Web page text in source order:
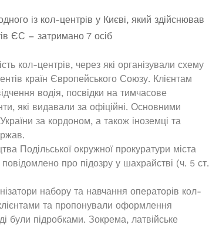
із кол-центрів у Києві, який здійснював
ЄС – затримано 7 осіб
кол-центрів, через які організували схему
країн Європейського Союзу. Клієнтам
водія, посвідки на тимчасове
які видавали за офіційні. Основними
за кордоном, а також іноземці та
Подільської окружної прокуратури міста
про підозру у шахрайстві (ч. 5 ст.
набору та навчання операторів кол-
та пропонували оформлення
були підробками. Зокрема, латвійське